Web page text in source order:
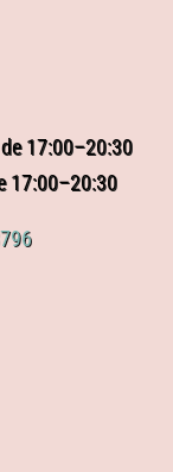
17:00–20:30
17:00–20:30